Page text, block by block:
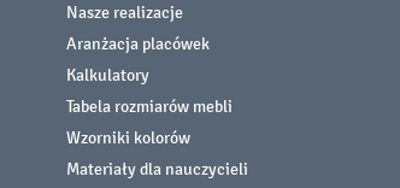
Nasze realizacje
Aranżacja placówek
Kalkulatory
Tabela rozmiarów mebli
Wzorniki kolorów
Materiały dla nauczycieli